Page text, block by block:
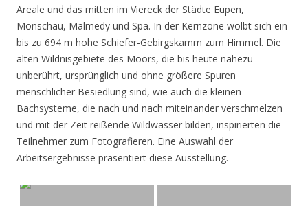
Areale und das mitten im Viereck der Städte Eupen,
Monschau, Malmedy und Spa. In der Kernzone wölbt sich ein
bis zu 694 m hohe Schiefer-Gebirgskamm zum Himmel. Die
alten Wildnisgebiete des Moors, die bis heute nahezu
unberührt, ursprünglich und ohne größere Spuren
menschlicher Besiedlung sind, wie auch die kleinen
Bachsysteme, die nach und nach miteinander verschmelzen
und mit der Zeit reißende Wildwasser bilden, inspirierten die
Teilnehmer zum Fotografieren. Eine Auswahl der
Arbeitsergebnisse präsentiert diese Ausstellung.